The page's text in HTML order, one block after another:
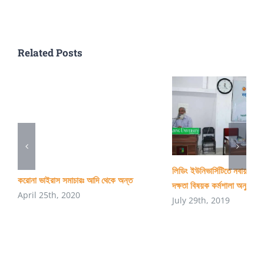
Related Posts
করোনা ভাইরাস সমাচারঃ আদি থেকে অন্ত
April 25th, 2020
লিডিং ইউনিভার্সিটিতে
দক্ষতা বিষয়ক কর্মশালা অনুষ্ঠিত
July 29th, 2019